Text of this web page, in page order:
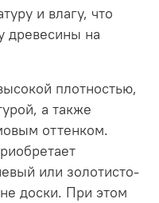
и влагу, что
древесины на
плотностью,
а также
оттенком.
или золотисто-
доски. При этом